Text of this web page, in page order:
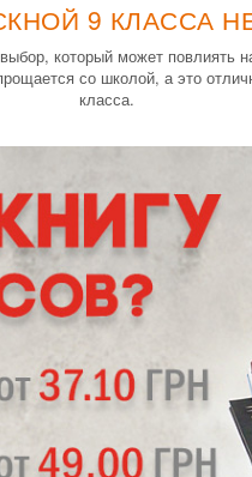
9 КЛАССА
который может
со школой, а это
класса.